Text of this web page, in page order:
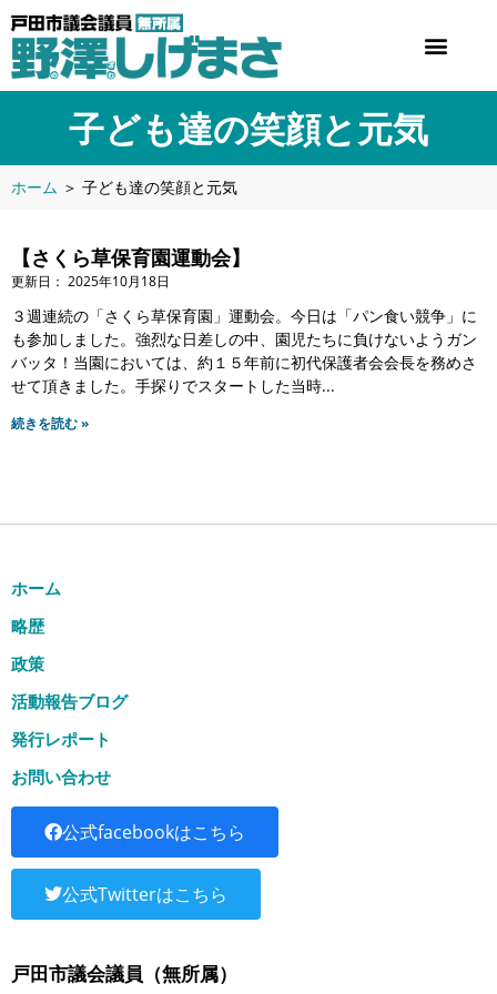
子ども達の笑顔と元気
ホーム ＞ 子ども達の笑顔と元気
【さくら草保育園運動会】
2025年10月18日
３週連続の「さくら草保育園」運動会。今日は「パン食い競争」に
も参加しました。強烈な日差しの中、園児たちに負けないようガン
バッタ！当園においては、約１５年前に初代保護者会会長を務めさ
せて頂きました。手探りでスタートした当時
続きを読む »
ホーム
略歴
政策
活動報告ブログ
発行レポート
お問い合わせ
公式facebookはこちら
公式Twitterはこちら
戸田市議会議員（無所属）